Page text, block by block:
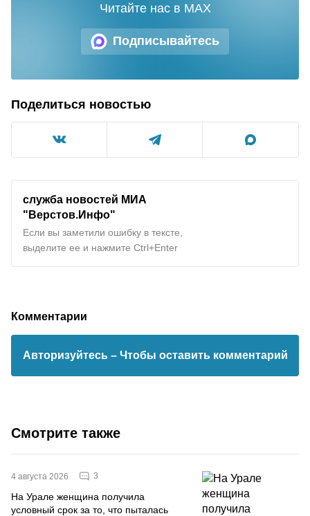
Подписывайтесь
Читайте нас в MAX
Поделиться новостью
служба новостей МИА
"Верстов.Инфо"
Если вы заметили ошибку в тексте,
выделите ее и нажмите Ctrl+Enter
Комментарии
Авторизуйтесь – Чтобы оставить комментарий
Смотрите также
4 августа 2026 3
На Урале женщина получила
условный срок за то, что пыталась